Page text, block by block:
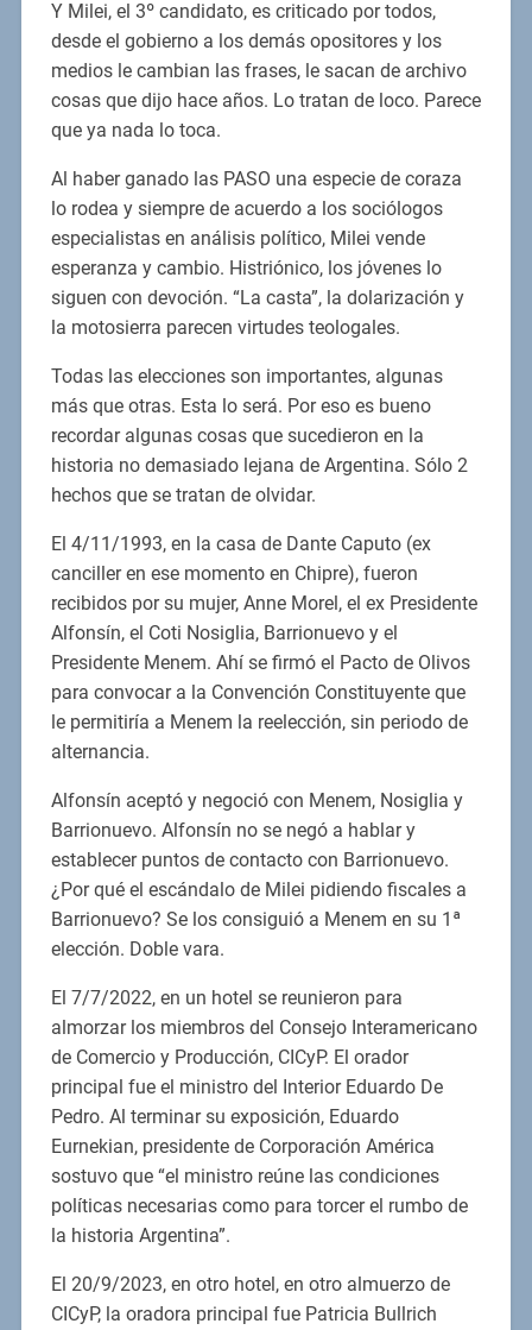
Y Milei, el 3º candidato, es criticado por todos,
desde el gobierno a los demás opositores y los
medios le cambian las frases, le sacan de archivo
cosas que dijo hace años. Lo tratan de loco. Parece
que ya nada lo toca.
Al haber ganado las PASO una especie de coraza
lo rodea y siempre de acuerdo a los sociólogos
especialistas en análisis político, Milei vende
esperanza y cambio. Histriónico, los jóvenes lo
siguen con devoción. “La casta”, la dolarización y
la motosierra parecen virtudes teologales.
Todas las elecciones son importantes, algunas
más que otras. Esta lo será. Por eso es bueno
recordar algunas cosas que sucedieron en la
historia no demasiado lejana de Argentina. Sólo 2
hechos que se tratan de olvidar.
El 4/11/1993, en la casa de Dante Caputo (ex
canciller en ese momento en Chipre), fueron
recibidos por su mujer, Anne Morel, el ex Presidente
Alfonsín, el Coti Nosiglia, Barrionuevo y el
Presidente Menem. Ahí se firmó el Pacto de Olivos
para convocar a la Convención Constituyente que
le permitiría a Menem la reelección, sin periodo de
alternancia.
Alfonsín aceptó y negoció con Menem, Nosiglia y
Barrionuevo. Alfonsín no se negó a hablar y
establecer puntos de contacto con Barrionuevo.
¿Por qué el escándalo de Milei pidiendo fiscales a
Barrionuevo? Se los consiguió a Menem en su 1ª
elección. Doble vara.
El 7/7/2022, en un hotel se reunieron para
almorzar los miembros del Consejo Interamericano
de Comercio y Producción, CICyP. El orador
principal fue el ministro del Interior Eduardo De
Pedro. Al terminar su exposición, Eduardo
Eurnekian, presidente de Corporación América
sostuvo que “el ministro reúne las condiciones
políticas necesarias como para torcer el rumbo de
la historia Argentina”.
El 20/9/2023, en otro hotel, en otro almuerzo de
CICyP, la oradora principal fue Patricia Bullrich